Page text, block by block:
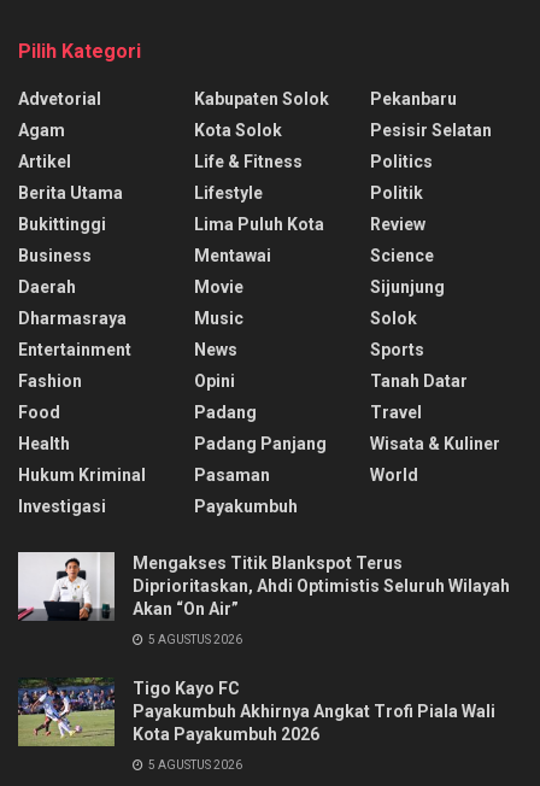
Pilih Kategori
Advetorial
Agam
Artikel
Berita Utama
Bukittinggi
Business
Daerah
Dharmasraya
Entertainment
Fashion
Food
Health
Hukum Kriminal
Investigasi
Kabupaten Solok
Kota Solok
Life & Fitness
Lifestyle
Lima Puluh Kota
Mentawai
Movie
Music
News
Opini
Padang
Padang Panjang
Pasaman
Payakumbuh
Pekanbaru
Pesisir Selatan
Politics
Politik
Review
Science
Sijunjung
Solok
Sports
Tanah Datar
Travel
Wisata & Kuliner
World
Mengakses Titik Blankspot Terus
Diprioritaskan, Ahdi Optimistis Seluruh Wilayah
Akan “On Air”
5 AGUSTUS 2026
Tigo Kayo FC
Payakumbuh Akhirnya Angkat Trofi Piala Wali
Kota Payakumbuh 2026
5 AGUSTUS 2026